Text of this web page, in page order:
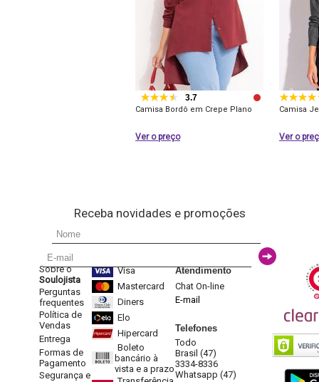
3.7
Camisa Bordô em Crepe Plano
Ver o preço
Camisa
Ver o
Receba novidades e promoções
Sobre o
Soulojista
Perguntas
frequentes
Política de
Vendas
Entrega
Formas de
Pagamento
Segurança e
Visa
Mastercard
Diners
Elo
Hipercard
Boleto
bancário à
vista e a prazo
Atendimento
Chat On-line
E-mail
Telefones
Todo
Brasil (47)
3334-8336
Whatsapp (47)